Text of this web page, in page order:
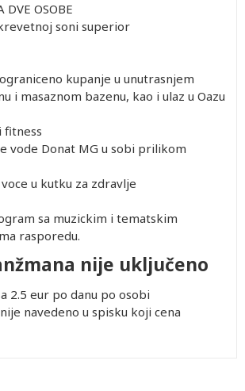
DVE OSOBE
soni superior
kupanje u unutrasnjem
i masaznom bazenu, kao i ulaz u Oazu
fitness
vode Donat MG u sobi prilikom
u kutku za zdravlje
sa muzickim i tematskim
rasporedu.
nije uključeno
2.5 eur po danu po osobi
navedeno u spisku koji cena